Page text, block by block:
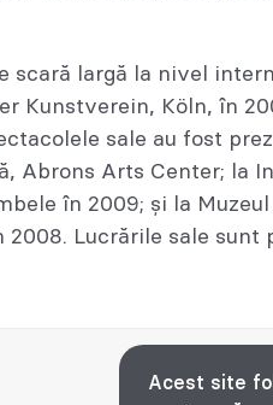
scară largă la nivel
Kunstverein, Köln, în
sale au fost
Abrons Arts Center; la
în 2009; și la Muzeul
2008. Lucrările sale
Acest site